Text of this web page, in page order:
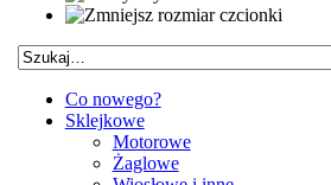
Co nowego?
Sklejkowe
Motorowe
Żaglowe